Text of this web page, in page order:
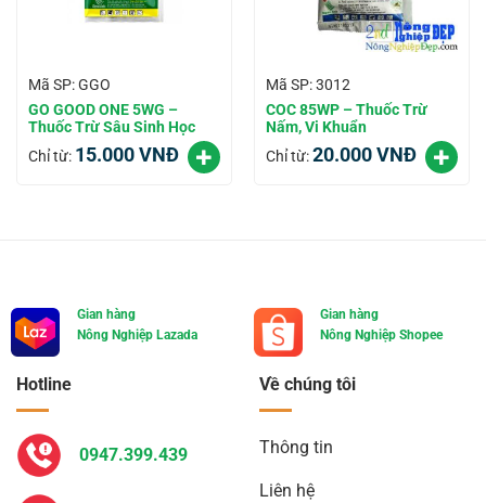
Mã SP: GGO
GO GOOD ONE 5WG –
Thuốc Trừ Sâu Sinh Học
Chỉ từ: 15.000VNĐ
Mã SP: 3012
COC 85WP – Thuốc Trừ
Nấm, Vi Khuẩn
Chỉ từ:20.000VNĐ
Gian hàng
Nông Nghiệp Lazada
Gian hàng
Nông Nghiệp Shopee
Về chúng tôi
Thông tin
Liên hệ
Hotline
0947.399.439